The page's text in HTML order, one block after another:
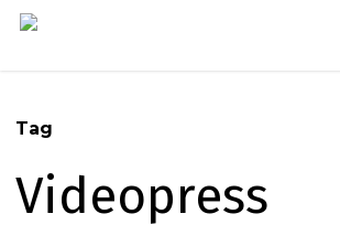
Skip
Tag
Videopress